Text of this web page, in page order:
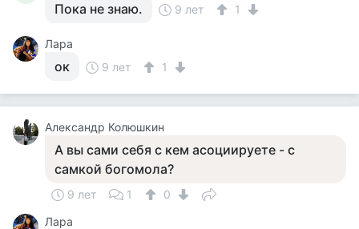
Пока не знаю. 9 лет 1
Лара
ок 9 лет 1
Александр Колюшкин
А вы сами себя с кем асоциируете - с
самкой богомола?
9 лет 1
0
Лара